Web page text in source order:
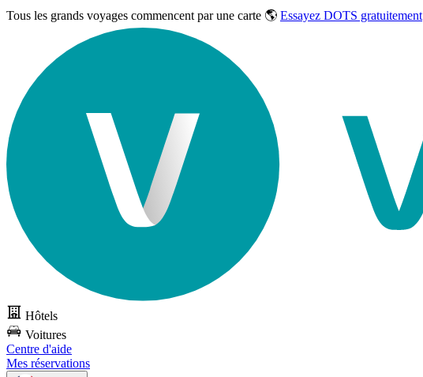
Tous les grands voyages commencent par une carte 🌎 Essayez DOTS gratuitement
Hôtels
Voitures
Centre d'aide
Mes réservations